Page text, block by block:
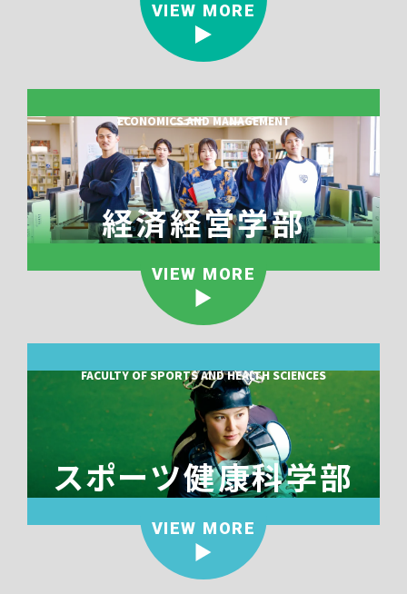
VIEW MORE
経済経営学部
ECONOMICS AND MANAGEMENT
VIEW MORE
スポーツ健康科学部
FACULTY OF SPORTS AND HEALTH SCIENCES
VIEW MORE